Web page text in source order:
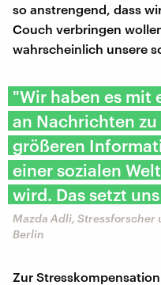
so anstrengend, dass
Couch verbringen
wahrscheinlich unsere
"Wir haben es mit
an Nachrichten
größeren
einer sozialen
wird. Das setzt
Mazda Adli,
Berlin
Zur